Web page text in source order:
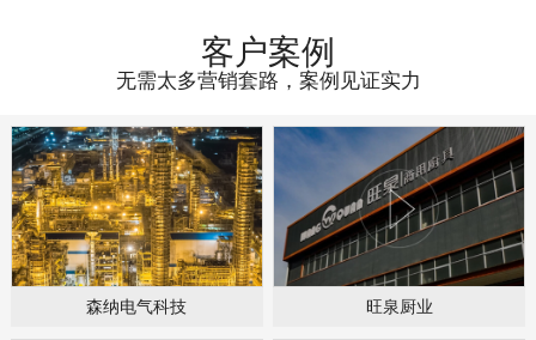
客户案例
无需太多营销套路，案例见证实力
森纳电气科技 旺泉厨业